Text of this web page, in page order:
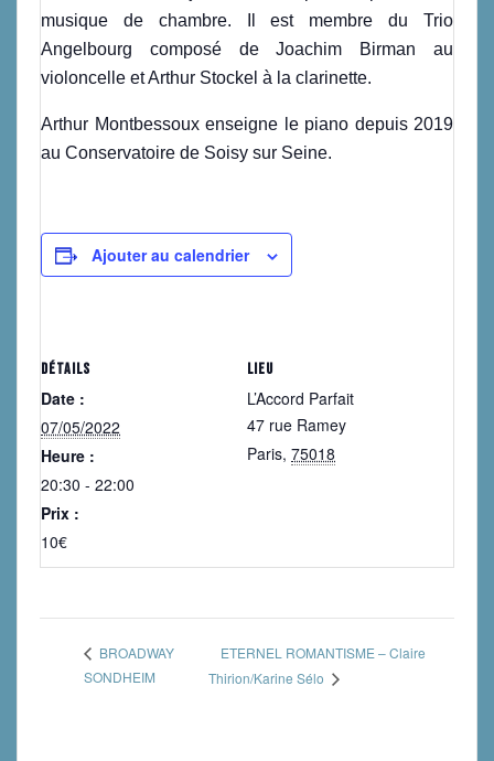
musique de chambre. Il est membre du Trio
Angelbourg composé de Joachim Birman au
violoncelle et Arthur Stockel à la clarinette.
Arthur Montbessoux enseigne le piano depuis 2019
au Conservatoire de Soisy sur Seine.
Ajouter au calendrier
DÉTAILS
Date :
07/05/2022
Heure :
20:30 - 22:00
Prix :
10€
LIEU
L’Accord Parfait
47 rue Ramey
Paris, 75018
BROADWAY
SONDHEIM
ETERNEL ROMANTISME – Claire
Thirion/Karine Sélo